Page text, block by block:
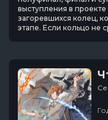
выступления в
загоревшихся колец,
этапе. Если кольцо не